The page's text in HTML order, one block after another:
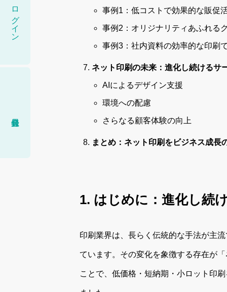
事例1：低コストで効果的な販促
事例2：オリジナリティあふれる
事例3：社内資料の効率的な印刷
ネット印刷の未来：進化し続けるサ
AIによるデザイン支援
環境への配慮
さらなる顧客体験の向上
まとめ：ネット印刷をビジネス成長
1. はじめに：進化し続
印刷業界は、長らく伝統的な手法が主
ています。その変化を象徴する存在が「
ことで、低価格・短納期・小ロット印
ログイン